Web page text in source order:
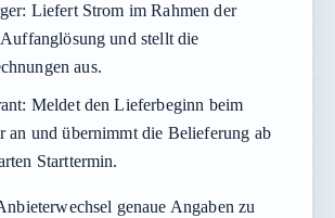
Liefert Strom im Rahmen der
und stellt die
aus.
Meldet den Lieferbeginn beim
an und übernimmt die Belieferung ab
Starttermin.
genaue Angaben zu